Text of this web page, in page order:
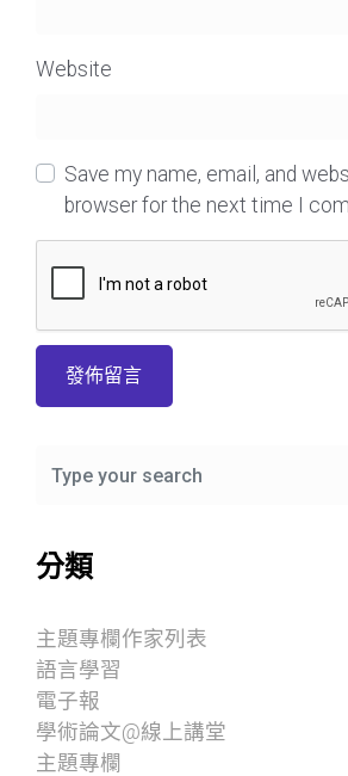
Website
Save my name, email, and
browser for the next time I
分類
主題專欄作家列表
語言學習
電子報
學術論文@線上講堂
主題專欄